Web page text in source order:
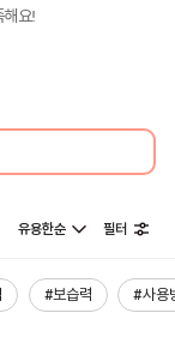
해요!
유용한순 필터
#보습력 #사용